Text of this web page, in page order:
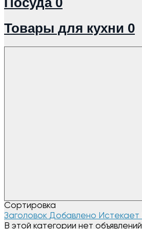
Товары для кухни 0
Сортировка
Заголовок Добавлено Истекает
В этой категории нет объявлений